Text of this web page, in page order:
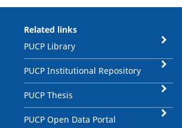
Related links
PUCP Library
PUCP Institutional Repository
PUCP Thesis
PUCP Open Data Portal